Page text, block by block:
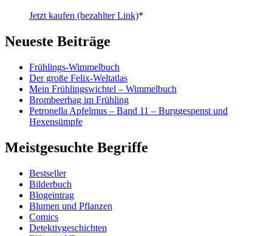
Jetzt kaufen (bezahlter Link)*
Neueste Beiträge
Frühlings-Wimmelbuch
Der große Felix-Weltatlas
Mein Frühlingswichtel – Wimmelbuch
Brombeerhag im Frühling
Petronella Apfelmus – Band 11 – Burggespenst und
Hexensümpfe
Meistgesuchte Begriffe
Bestseller
Bilderbuch
Blogeintrag
Blumen und Pflanzen
Comics
Detektivgeschichten